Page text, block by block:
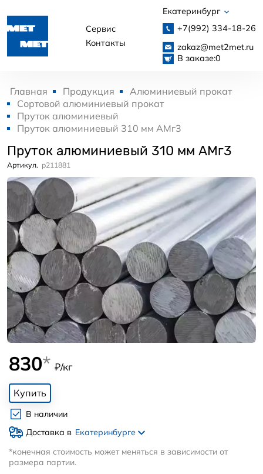
Сервис
Контакты
Екатеринбург
+7(992) 334-18-26
zakaz@met2met.ru
В заказе:0
Главная Продукция
Алюминиевый прокат
Сортовой алюминиевый прокат
Пруток алюминиевый
Пруток алюминиевый 310 мм АМг3
Пруток алюминиевый 310 мм АМг3
Артикул. p211881
830* ₽/кг
Купить
В наличии
Доставка в Екатеринбурге
*конечная стоимость может меняться в зависимости от
размера партии.